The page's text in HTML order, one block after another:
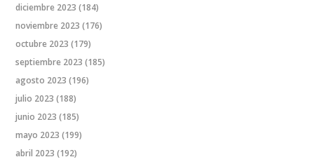
diciembre 2023 (184)
noviembre 2023 (176)
octubre 2023 (179)
septiembre 2023 (185)
agosto 2023 (196)
julio 2023 (188)
junio 2023 (185)
mayo 2023 (199)
abril 2023 (192)